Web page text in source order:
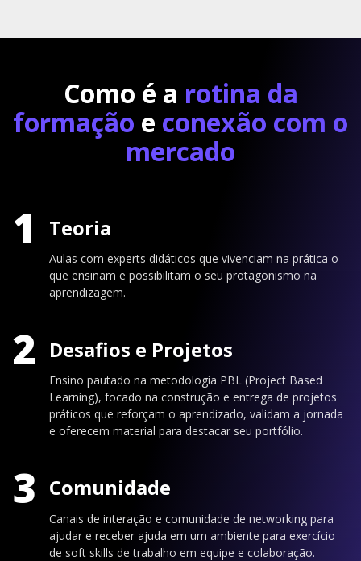
Como é a rotina da
formação e conexão com o
mercado
1 Teoria
Aulas com experts didáticos que vivenciam na prática o
que ensinam e possibilitam o seu protagonismo na
aprendizagem.
2 Desafios e Projetos
Ensino pautado na metodologia PBL (Project Based
Learning), focado na construção e entrega de projetos
práticos que reforçam o aprendizado, validam a jornada
e oferecem material para destacar seu portfólio.
3 Comunidade
Canais de interação e comunidade de networking para
ajudar e receber ajuda em um ambiente para exercício
de soft skills de trabalho em equipe e colaboração.